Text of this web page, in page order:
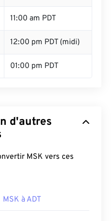
11:00 am PDT
12:00 pm PDT (midi)
01:00 pm PDT
d'autres
MSK vers ces
MSK à ADT